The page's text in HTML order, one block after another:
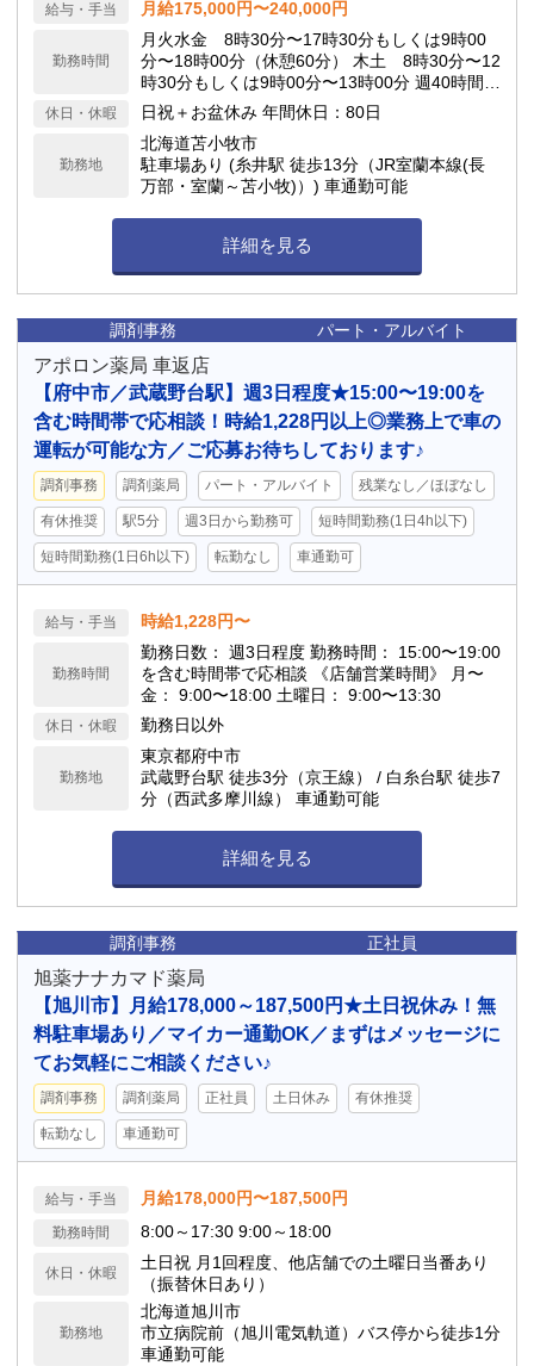
給与・手当 月給175,000円〜240,000円
勤務時間
月火水金 8時30分〜17時30分もしくは9時00
分〜18時00分（休憩60分） 木土 8時30分〜12
時30分もしくは9時00分〜13時00分 週40時間の
シフト制 ※残業：0-1時間程度
休日・休暇 日祝＋お盆休み 年間休日：80日
勤務地
北海道苫小牧市
駐車場あり (糸井駅 徒歩13分（JR室蘭本線(長
万部・室蘭～苫小牧)）) 車通勤可能
詳細を見る
調剤事務 パート・アルバイト
アポロン薬局 車返店
【府中市／武蔵野台駅】週3日程度★15:00〜19:00を
含む時間帯で応相談！時給1,228円以上◎業務上で車の
運転が可能な方／ご応募お待ちしております♪
調剤事務 調剤薬局 パート・アルバイト 残業なし／ほぼなし
有休推奨 駅5分 週3日から勤務可 短時間勤務(1日4h以下)
短時間勤務(1日6h以下) 転勤なし 車通勤可
給与・手当 時給1,228円〜
勤務時間
勤務日数： 週3日程度 勤務時間： 15:00〜19:00
を含む時間帯で応相談 《店舗営業時間》 月〜
金： 9:00〜18:00 土曜日： 9:00〜13:30
休日・休暇 勤務日以外
勤務地
東京都府中市
武蔵野台駅 徒歩3分（京王線） / 白糸台駅 徒歩7
分（西武多摩川線） 車通勤可能
詳細を見る
調剤事務 正社員
旭薬ナナカマド薬局
【旭川市】月給178,000～187,500円★土日祝休み！無
料駐車場あり／マイカー通勤OK／まずはメッセージに
てお気軽にご相談ください♪
調剤事務 調剤薬局 正社員 土日休み 有休推奨
転勤なし 車通勤可
給与・手当 月給178,000円〜187,500円
勤務時間 8:00～17:30 9:00～18:00
休日・休暇
土日祝 月1回程度、他店舗での土曜日当番あり
（振替休日あり）
勤務地
北海道旭川市
市立病院前（旭川電気軌道）バス停から徒歩1分
車通勤可能